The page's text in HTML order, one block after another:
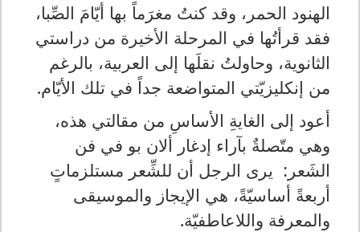
الهنود الحمر، وقد كنتُ مغرَماً بها أيّامَ الصِّبا،
فقد قرأتُها في المرحلة الأخيرة من دراستي
الثانوية، وحاولتُ نقلَها إلى العربية، بالرغم
من إنكليزيّتي المتواضعة جداً في تلك الأيّام.
أعود إلى الغايةِ الأساسِ من مقالتي هذه،
وهي متّصلةٌ بآراء إدغار ألان بو في فن
الشَعر: يرى الرجل أن للشِّعر مستلزماتٍ
أربعةً أساسيّةً، هي الإيجاز والموسيقى
والمعرفة واللاعاطفيّة.